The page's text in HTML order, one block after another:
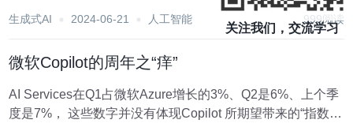
公开代码、权重、数据集、训练全过程，OpenELM亮相 特
斯拉的反围剿战术还剩下啥？ 腾讯出手，投了家创新药公司
生成式AI 2024-06-21 人工智能 999阅读
微软Copilot的周年之“痒”
AI Services在Q1占微软Azure增长的3%、Q2是6%、上个季
度是7%， 这些数字并没有体现Copilot 所期望带来的“指数级
关注我们，交流学习